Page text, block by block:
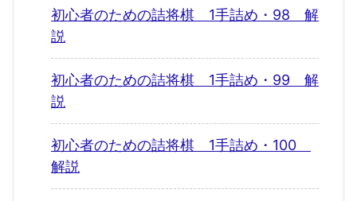
初心者のための詰将棋 1手詰め・98 解
説
初心者のための詰将棋 1手詰め・99 解
説
初心者のための詰将棋 1手詰め・100
解説